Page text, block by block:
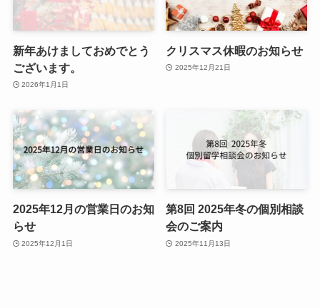
新年あけましておめでとう
ございます。
2026年1月1日
クリスマス休暇のお知らせ
2025年12月21日
2025年12月の営業日のお知
らせ
2025年12月1日
第8回 2025年冬の個別相談
会のご案内
2025年11月13日